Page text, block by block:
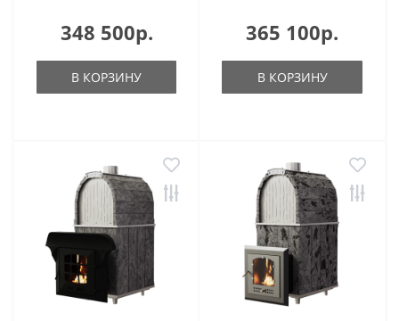
348 500р.
В КОРЗИНУ
365 100р.
В КОРЗИНУ